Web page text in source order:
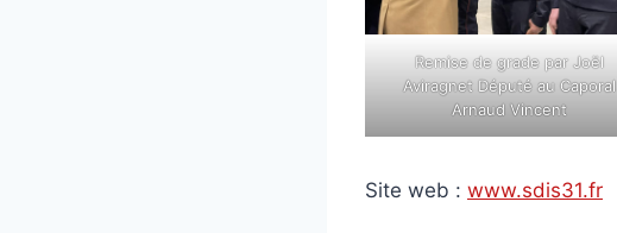
Remise de grade par Joël
Aviragnet Député au Caporal
Arnaud Vincent
Site web : www.sdis31.fr